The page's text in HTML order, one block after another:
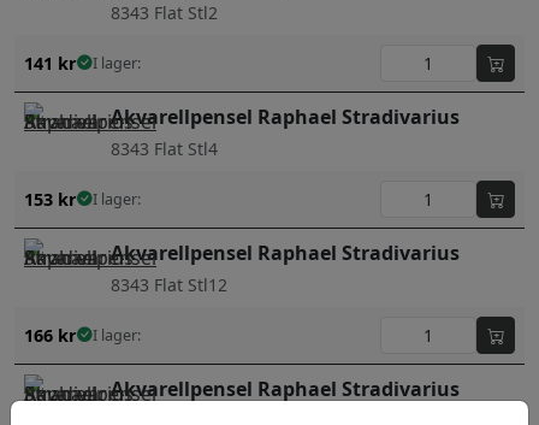
8343 Flat Stl2
141 kr I lager:
Akvarellpensel Raphael Stradivarius
8343 Flat Stl4
153 kr I lager:
Akvarellpensel Raphael Stradivarius
8343 Flat Stl12
166 kr I lager:
Akvarellpensel Raphael Stradivarius